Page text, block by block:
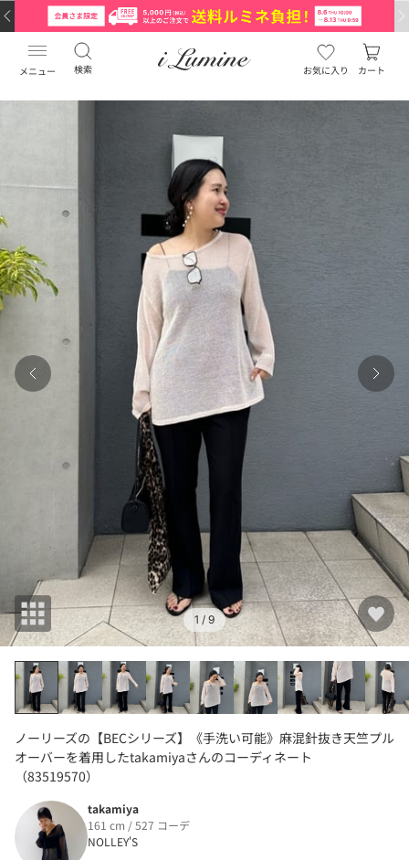
メニュー 検索 お気に入り カート
1 / 9
ノーリーズの【BECシリーズ】《手洗い可能》麻混針抜き天竺プル
オーバーを着用したtakamiyaさんのコーディネート
（83519570）
takamiya
161 cm / 527 コーデ
NOLLEY'S